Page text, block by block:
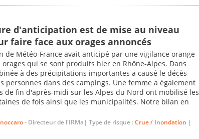
d'anticipation est de mise au niveau
faire face aux orages annoncés
de Météo-France avait anticipé par une vigilance orange
orages qui se sont produits hier en Rhône-Alpes. Dans
à des précipitations importantes a causé le décès
personnes dans des campings. Une femme a également
de fin d'après-midi sur les Alpes du Nord ont mobilisé les
de fois ainsi que les municipalités. Notre bilan en
- Directeur de l'IRMa| Type de risque :Crue / Inondation |